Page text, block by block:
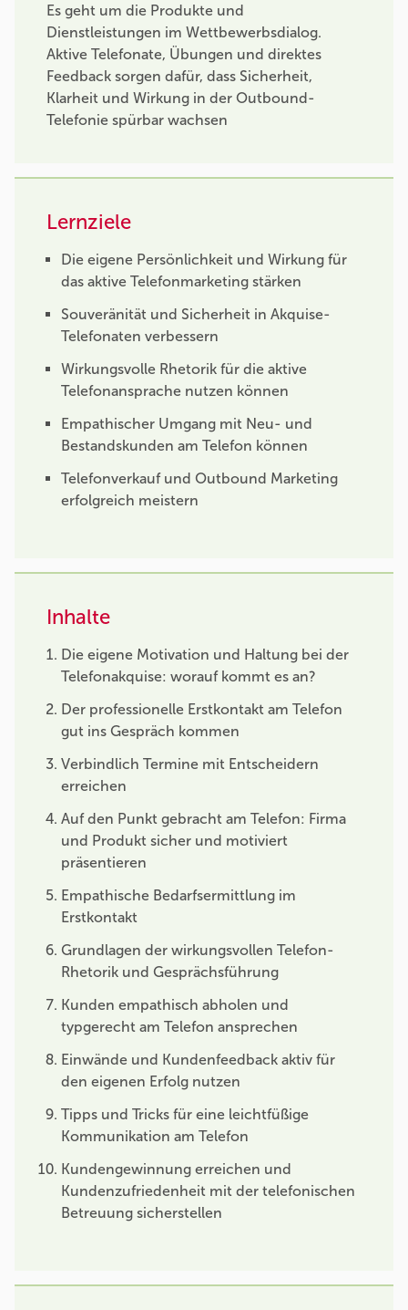
Es geht um die Produkte und
Dienstleistungen im Wettbewerbsdialog.
Aktive Telefonate, Übungen und direktes
Feedback sorgen dafür, dass Sicherheit,
Klarheit und Wirkung in der Outbound-
Telefonie spürbar wachsen
Lernziele
Die eigene Persönlichkeit und Wirkung für
das aktive Telefonmarketing stärken
Souveränität und Sicherheit in Akquise-
Telefonaten verbessern
Wirkungsvolle Rhetorik für die aktive
Telefonansprache nutzen können
Empathischer Umgang mit Neu- und
Bestandskunden am Telefon können
Telefonverkauf und Outbound Marketing
erfolgreich meistern
Inhalte
Die eigene Motivation und Haltung bei der
Telefonakquise: worauf kommt es an?
Der professionelle Erstkontakt am Telefon
gut ins Gespräch kommen
Verbindlich Termine mit Entscheidern
erreichen
Auf den Punkt gebracht am Telefon: Firma
und Produkt sicher und motiviert
präsentieren
Empathische Bedarfsermittlung im
Erstkontakt
Grundlagen der wirkungsvollen Telefon-
Rhetorik und Gesprächsführung
Kunden empathisch abholen und
typgerecht am Telefon ansprechen
Einwände und Kundenfeedback aktiv für
den eigenen Erfolg nutzen
Tipps und Tricks für eine leichtfüßige
Kommunikation am Telefon
Kundengewinnung erreichen und
Kundenzufriedenheit mit der telefonischen
Betreuung sicherstellen